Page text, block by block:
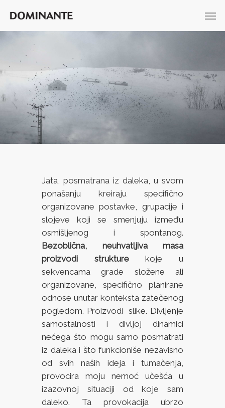
Jata, posmatrana iz daleka, u svom
ponašanju kreiraju specifično
organizovane postavke, grupacije i
slojeve koji se smenjuju između
osmišljenog i spontanog.
Bezoblična, neuhvatljiva masa
proizvodi strukturekoje u
sekvencama grade složene ali
organizovane, specifično planirane
odnose unutar konteksta zatečenog
pogledom. Proizvodi slike. Divljenje
samostalnosti i divljoj dinamici
nečega što mogu samo posmatrati
iz daleka i što funkcioniše nezavisno
od svih naših ideja i tumačenja,
provocira moju nemoć učešća u
izazovnoj situaciji od koje sam
daleko. Ta provokacija ubrzo